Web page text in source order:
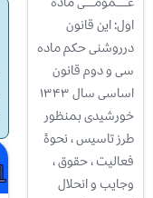
اول: اين قانون
درروشنی حکم ماده
سی و دوم قانون
اساسی سال ۱۳۴۳
خورشيدی بمنظور
طرز تاسيس ، نحوهً
فعاليت ، حقوق ،
وجايب و انحلال